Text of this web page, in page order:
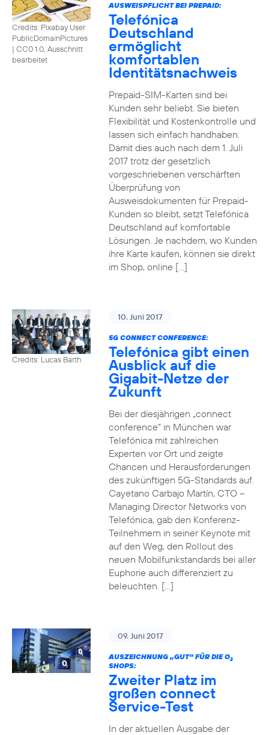
Credits: Pixabay User
PublicDomainPictures
| CC0 1.0, Ausschnitt
bearbeitet
AUSWEISPFLICHT BEI PREPAID:
Telefónica
Deutschland
ermöglicht
komfortablen
Identitätsnachweis
Prepaid-SIM-Karten sind bei
Kunden sehr beliebt. Sie bieten
Flexibilität und Kostenkontrolle und
lassen sich einfach handhaben.
Damit dies auch nach dem 1. Juli
2017 trotz der gesetzlich
vorgeschriebenen verschärften
Überprüfung von
Ausweisdokumenten für Prepaid-
Kunden so bleibt, setzt Telefónica
Deutschland auf komfortable
Lösungen. Je nachdem, wo Kunden
ihre Karte kaufen, können sie direkt
im Shop, online […]
Credits: Lucas Barth
10. Juni 2017
5G CONNECT CONFERENCE:
Telefónica gibt einen
Ausblick auf die
Gigabit-Netze der
Zukunft
Bei der diesjährigen „connect
conference“ in München war
Telefónica mit zahlreichen
Experten vor Ort und zeigte
Chancen und Herausforderungen
des zukünftigen 5G-Standards auf.
Cayetano Carbajo Martín, CTO –
Managing Director Networks von
Telefónica, gab den Konferenz-
Teilnehmern in seiner Keynote mit
auf den Weg, den Rollout des
neuen Mobilfunkstandards bei aller
Euphorie auch differenziert zu
beleuchten. […]
09. Juni 2017
AUSZEICHNUNG „GUT“ FÜR DIE O2
SHOPS:
Zweiter Platz im
großen connect
Service-Test
In der aktuellen Ausgabe der